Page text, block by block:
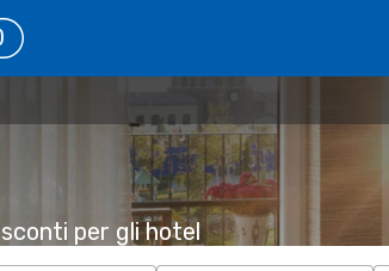
per gli hotel